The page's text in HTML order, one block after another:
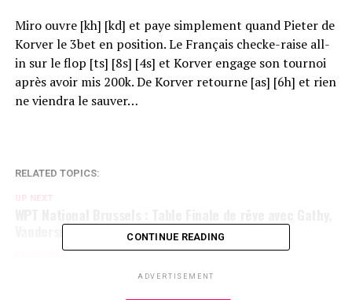
Miro ouvre [kh] [kd] et paye simplement quand Pieter de
Korver le 3bet en position. Le Français checke-raise all-
in sur le flop [ts] [8s] [4s] et Korver engage son tournoi
après avoir mis 200k. De Korver retourne [as] [6h] et rien
ne viendra le sauver…
RELATED TOPICS:
UP NEXT
Vandersmissen, Miro et Jonathan Roy
WPT National Brussels : En short
CONTINUE READING
ADVERTISEMENT